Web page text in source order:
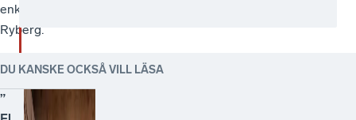
enkelt, avslutar Kristian
Ryberg.
DU KANSKE OCKSÅ VILL LÄSA
”